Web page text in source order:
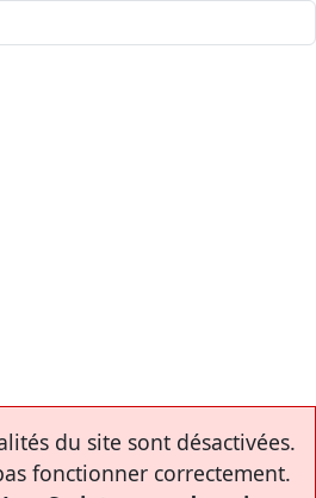
du site sont désactivées.
fonctionner correctement.